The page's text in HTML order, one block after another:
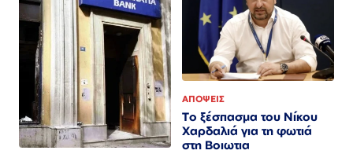
ΑΠΟΨΕΙΣ
Το ξέσπασμα του Νίκου
Χαρδαλιά για τη φωτιά
στη Βοιωτια